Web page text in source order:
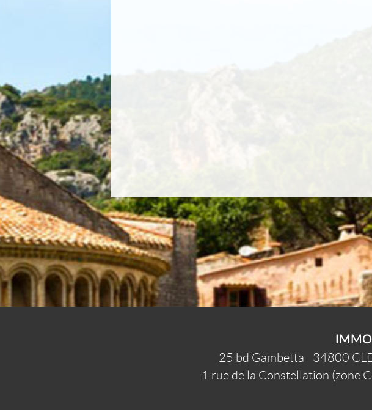
25 bd Gambetta 34800
1 rue de la Constellation (zone